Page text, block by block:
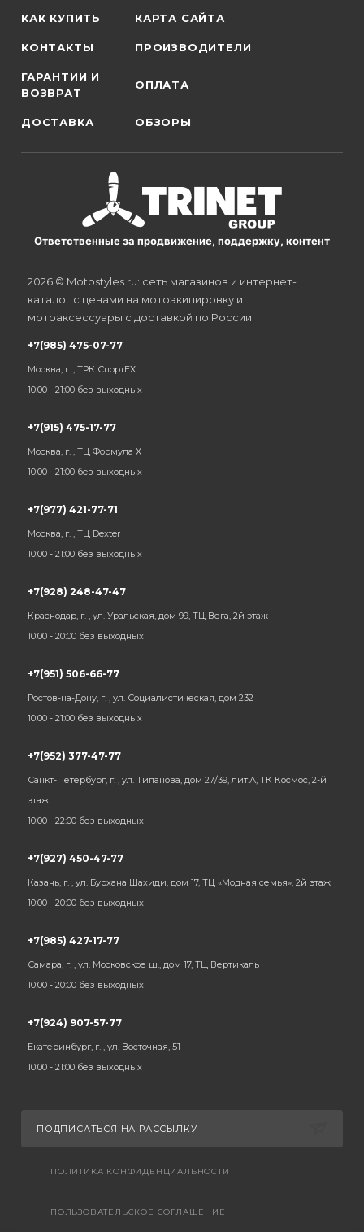
КАК КУПИТЬ КАРТА САЙТА
КОНТАКТЫ ПРОИЗВОДИТЕЛИ
ГАРАНТИИ И
ВОЗВРАТ
ОПЛАТА
ДОСТАВКА ОБЗОРЫ
Ответственные за продвижение, поддержку, контент
2026 © Motostyles.ru: сеть магазинов и интернет-
каталог с ценами на мотоэкипировку и
мотоаксессуары с доставкой по России.
+7(985) 475-07-77
Москва, г. , ТРК СпортЕХ
10:00 - 21:00 без выходных
+7(915) 475-17-77
Москва, г. , ТЦ Формула Х
10:00 - 21:00 без выходных
+7(977) 421-77-71
Москва, г. , ТЦ Dexter
10:00 - 21:00 без выходных
+7(928) 248-47-47
Краснодар, г. , ул. Уральская, дом 99, ТЦ Вега, 2й этаж
10:00 - 20:00 без выходных
+7(951) 506-66-77
Ростов-на-Дону, г. , ул. Социалистическая, дом 232
10:00 - 21:00 без выходных
+7(952) 377-47-77
Санкт-Петербург, г. , ул. Типанова, дом 27/39, лит.А, ТК Космос, 2-й
этаж
10:00 - 22:00 без выходных
+7(927) 450-47-77
Казань, г. , ул. Бурхана Шахиди, дом 17, ТЦ «Модная семья», 2й этаж
10:00 - 20:00 без выходных
+7(985) 427-17-77
Самара, г. , ул. Московское ш., дом 17, ТЦ Вертикаль
10:00 - 20:00 без выходных
+7(924) 907-57-77
Екатеринбург, г. , ул. Восточная, 51
10:00 - 21:00 без выходных
ПОДПИСАТЬСЯ НА РАССЫЛКУ
ПОЛИТИКА КОНФИДЕНЦИАЛЬНОСТИ
ПОЛЬЗОВАТЕЛЬСКОЕ СОГЛАШЕНИЕ